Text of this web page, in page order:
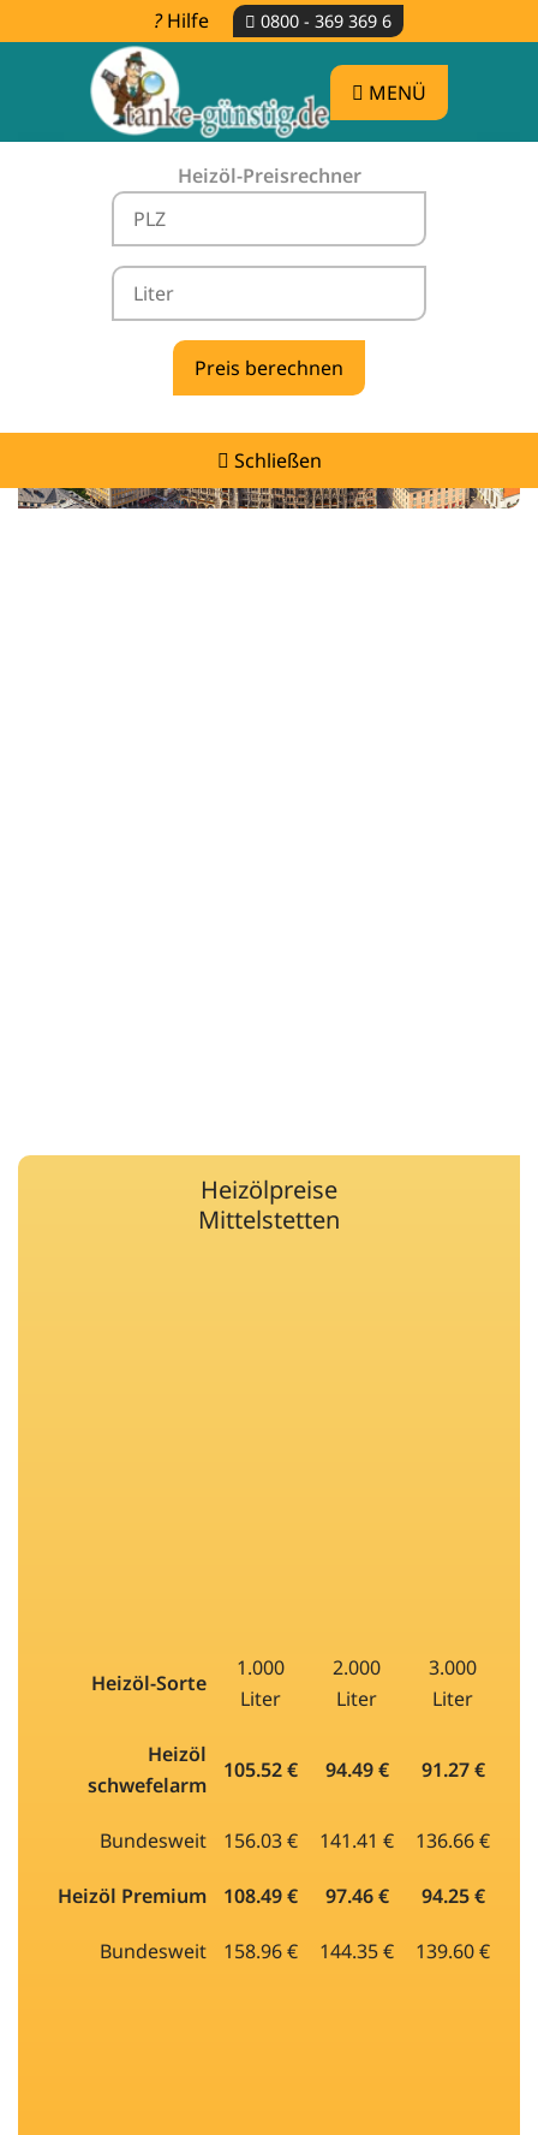
Hilfe 0800 - 369 369 6
MENÜ
Heizöl-Preisrechner
Schließen
Heizölpreise Mittelstetten -
vergleichen & günstig tanken
Heizölpreise
Mittelstetten
Heizöl-Sorte
1.000
Liter
2.000
Liter
3.000
Liter
Heizöl
schwefelarm
105.52 € 94.49 € 91.27 €
Bundesweit 156.03 € 141.41 € 136.66 €
Heizöl Premium 108.49 € 97.46 € 94.25 €
Bundesweit 158.96 € 144.35 € 139.60 €